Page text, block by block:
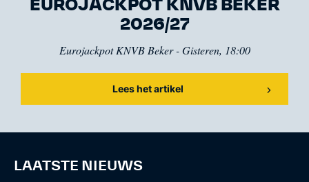
Hét platform voor
Nederland.
Beker
Voor het laatste nieuws,
de Eurojackpot KNVB Beker.
EUROJACKPOT KNVB BEKER
2026/27
Eurojackpot KNVB Beker - Gisteren, 18:00
Lees het artikel
LAATSTE NIEUWS